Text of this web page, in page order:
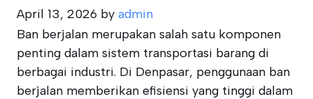
April 13, 2026 by admin
Ban berjalan merupakan salah satu komponen
penting dalam sistem transportasi barang di
berbagai industri. Di Denpasar, penggunaan ban
berjalan memberikan efisiensi yang tinggi dalam